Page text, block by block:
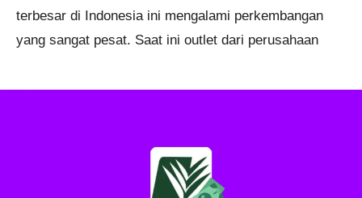
terbesar di Indonesia ini mengalami perkembangan
yang sangat pesat. Saat ini outlet dari perusahaan